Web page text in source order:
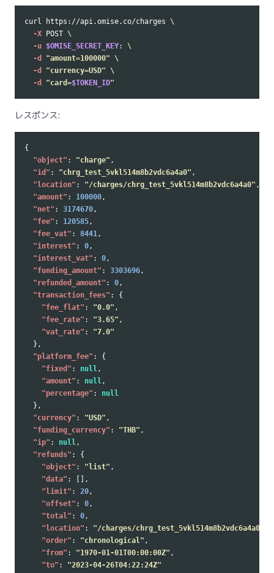
curl https://api.omise.co/charges \
-X POST \
-u $OMISE_SECRET_KEY: \
-d
"amount=100000" \
-d
"currency=USD" \
-d
"card=$TOKEN_ID"
レスポンス:
{
"object" : "charge" ,
"id" : "chrg_test_5vkl514m8b2vdc6a4a0" ,
"location" : "/charges/chrg_test_5vkl514m8b2vdc6a4a0" ,
"amount" : 100000,
"net" : 3174670,
"fee" : 120585,
"fee_vat" : 8441,
"interest" : 0,
"interest_vat" : 0,
"funding_amount" : 3303696,
"refunded_amount" : 0,
"transaction_fees" :
{
"fee_flat" : "0.0" ,
"fee_rate" : "3.65" ,
"vat_rate" :
"7.0"
},
"platform_fee" :
{
"fixed" : null,
"amount" : null,
"percentage" :
null
},
"currency" : "USD" ,
"funding_currency" : "THB" ,
"ip" : null,
"refunds" :
{
"object" : "list" ,
"data" :
[],
"limit" : 20,
"offset" : 0,
"total" : 0,
"location" :
"/charges/chrg_test_5vkl514m8b2vdc6a4a0/
"order" : "chronological" ,
"from" : "1970-01-01T00:00:00Z" ,
"to" : "2023-04-26T04:22:24Z"